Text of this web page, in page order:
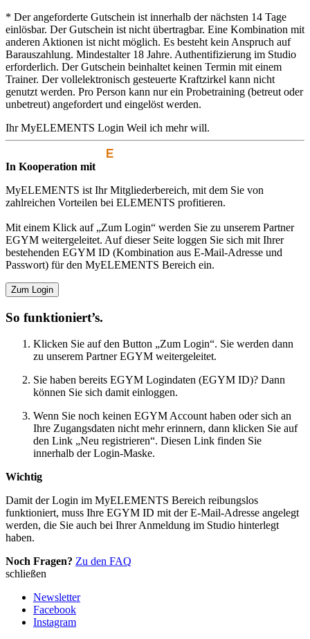
* Der angeforderte Gutschein ist innerhalb der nächsten 14 Tage
einlösbar. Der Gutschein ist nicht übertragbar. Eine Kombination mit
anderen Aktionen ist nicht möglich. Es besteht kein Anspruch auf
Barauszahlung. Mindestalter 18 Jahre. Authentifizierung im Studio
erforderlich. Der Gutschein beinhaltet keinen Termin mit einem
Trainer. Der vollelektronisch gesteuerte Kraftzirkel kann nicht
genutzt werden. Pro Person kann nur ein Probetraining (betreut oder
unbetreut) angefordert und eingelöst werden.
Ihr MyELEMENTS Login Weil ich mehr will.
In Kooperation mit
MyELEMENTS ist Ihr Mitgliederbereich, mit dem Sie von
zahlreichen Vorteilen bei ELEMENTS profitieren.
Mit einem Klick auf „Zum Login“ werden Sie zu unserem Partner
EGYM weitergeleitet. Auf dieser Seite loggen Sie sich mit Ihrer
bestehenden EGYM ID (Kombination aus E-Mail-Adresse und
Passwort) für den MyELEMENTS Bereich ein.
Zum Login
So funktioniert’s.
Klicken Sie auf den Button „Zum Login“. Sie werden dann
zu unserem Partner EGYM weitergeleitet.
Sie haben bereits EGYM Logindaten (EGYM ID)? Dann
können Sie sich damit einloggen.
Wenn Sie noch keinen EGYM Account haben oder sich an
Ihre Zugangsdaten nicht mehr erinnern, dann klicken Sie auf
den Link „Neu registrieren“. Diesen Link finden Sie
innerhalb der Login-Maske.
Wichtig
Damit der Login im MyELEMENTS Bereich reibungslos
funktioniert, muss Ihre EGYM ID mit der E-Mail-Adresse angelegt
werden, die Sie auch bei Ihrer Anmeldung im Studio hinterlegt
haben.
Noch Fragen? Zu den FAQ
schließen
Newsletter
Facebook
Instagram